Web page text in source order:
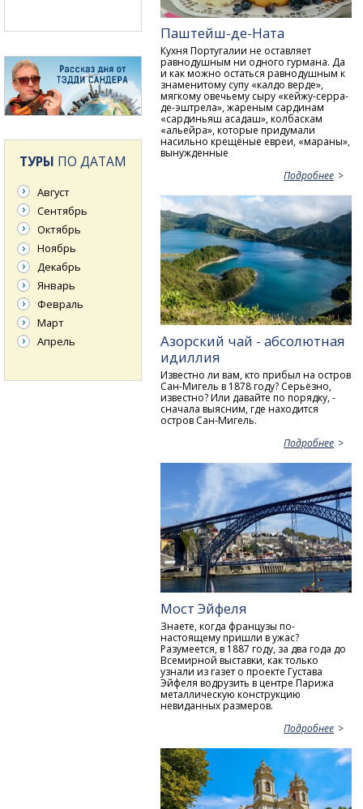
Паштейш-де-Ната
Кухня Португалии не оставляет
равнодушным ни одного гурмана. Да
и как можно остаться равнодушным к
знаменитому супу «калдо верде»,
мягкому овечьему сыру «кейжу-серра-
де-эштрела», жареным сардинам
«сардиньяш асадаш», колбаскам
«альейра», которые придумали
насильно крещёные евреи, «мараны»,
вынужденные
Подробнее
Азорский чай - абсолютная
идиллия
Известно ли вам, кто прибыл на остров
Сан-Мигель в 1878 году? Серьёзно,
известно? Или давайте по порядку, -
сначала выясним, где находится
остров Сан-Мигель.
Подробнее
Мост Эйфеля
Знаете, когда французы по-
настоящему пришли в ужас?
Разумеется, в 1887 году, за два года до
Всемирной выставки, как только
узнали из газет о проекте Густава
Эйфеля водрузить в центре Парижа
металлическую конструкцию
невиданных размеров.
Подробнее
ТУРЫ ПО ДАТАМ
Август
Сентябрь
Октябрь
Ноябрь
Декабрь
Январь
Февраль
Март
Апрель